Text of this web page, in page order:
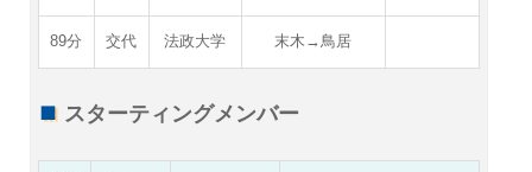
89分 交代 法政大学 末木→鳥居
スターティングメンバー